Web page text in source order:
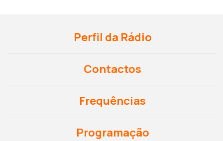
Perfil da Rádio
Contactos
Frequências
Programação